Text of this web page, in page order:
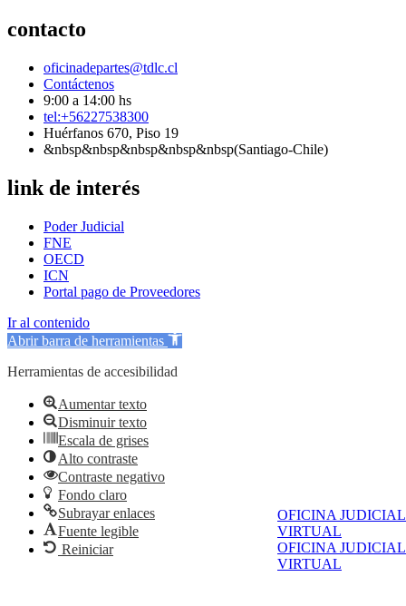
OFICINA JUDICIAL
VIRTUAL
OFICINA JUDICIAL
VIRTUAL
contacto
oficinadepartes@tdlc.cl
Contáctenos
9:00 a 14:00 hs
tel:+56227538300
Huérfanos 670, Piso 19
&nbsp&nbsp&nbsp&nbsp&nbsp(Santiago-Chile)
link de interés
Poder Judicial
FNE
OECD
ICN
Portal pago de Proveedores
Ir al contenido
Abrir barra de herramientas
Herramientas de accesibilidad
Aumentar texto
Disminuir texto
Escala de grises
Alto contraste
Contraste negativo
Fondo claro
Subrayar enlaces
Fuente legible
Reiniciar